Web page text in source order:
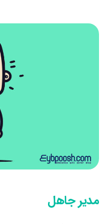
جاهل